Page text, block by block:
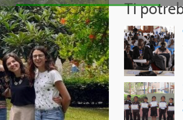
Ti